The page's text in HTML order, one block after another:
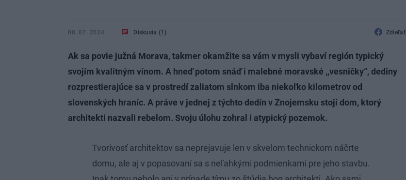
08. 07. 2024 Diskusia (1) Zdieľať
Ak sa povie južná Morava, takmer okamžite sa vám v mysli vybaví región typický
svojím kvalitným vínom. A hneď potom snáď i malebné moravské ,,vesničky“, dediny
rozprestierajúce sa v prostredí zaliatom slnkom iba niekoľko kilometrov od
slovenských hraníc. A práve v jednej z týchto dedín v Znojemsku stojí dom, ktorý
architekti nazvali rebelom. Svoju úlohu zohral i atypický pozemok.
Tvorivosť architektov sa neprejavuje len v skvelom technickom náčrte
domu, ale aj v popasovaní sa s neľahkými podmienkami pre jeho stavbu.